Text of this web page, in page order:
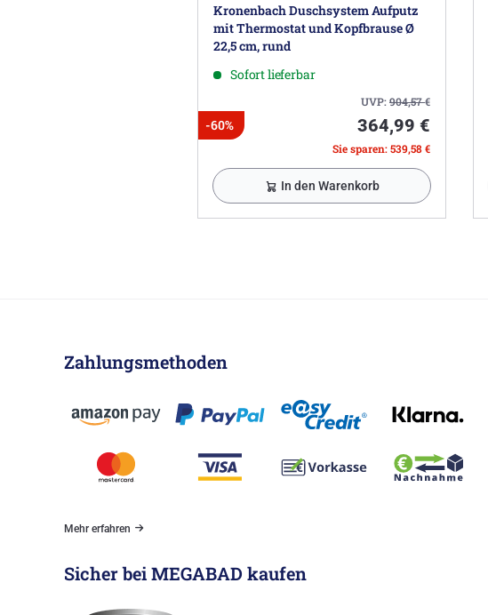
Kronenbach Duschsystem Aufputz
mit Thermostat und Kopfbrause Ø
22,5 cm, rund
Sofort lieferbar
UVP:904,57€
-60% 364,99 €
Sie sparen: 539,58 €
In den Warenkorb
Zahlungsmethoden
Mehr erfahren
Sicher bei MEGABAD kaufen